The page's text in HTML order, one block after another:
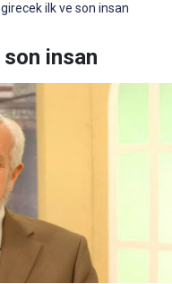
ilk ve son insan
insan